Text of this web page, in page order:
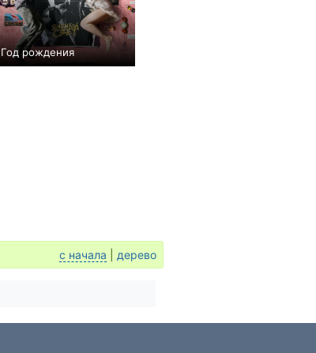
Год рождения
−1
с начала дерево